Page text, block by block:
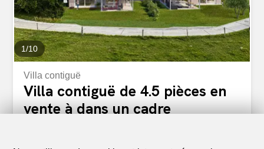
1/10
Villa contiguë
Villa contiguë de 4.5 pièces en
vente à dans un cadre
CHF 835'000.-